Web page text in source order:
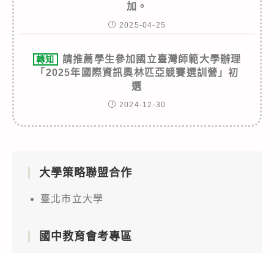
加。
2025-04-25
轉知
請推薦學生參加國立臺灣師範大學辦理
「2025年國際資訊奧林匹亞競賽選訓營」初
選
2024-12-30
大學策略聯盟合作
臺北市立大學
國中教育會考專區